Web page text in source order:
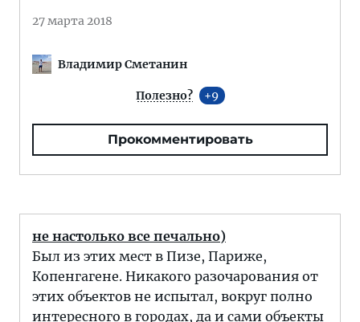
27 марта 2018
Владимир Сметанин
Полезно? 9
Прокомментировать
не настолько все печально)
Был из этих мест в Пизе, Париже,
Копенгагене. Никакого разочарования от
этих объектов не испытал, вокруг полно
интересного в городах, да и сами объекты